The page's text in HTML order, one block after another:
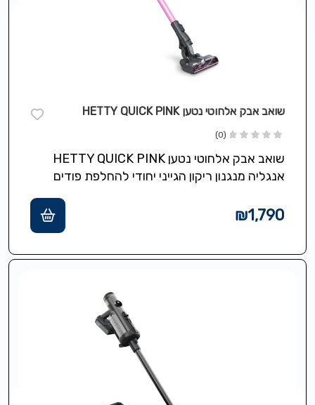
שואב אבק אלחוטי נטען HETTY QUICK PINK
(0)
שואב אבק אלחוטי נטען HETTY QUICK PINK
אנגליה מנגנון ריקון הגייני יחודי להחלפת פודים
₪1,790